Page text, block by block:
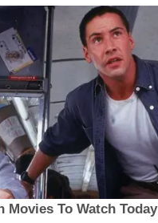
Movies To Watch Today